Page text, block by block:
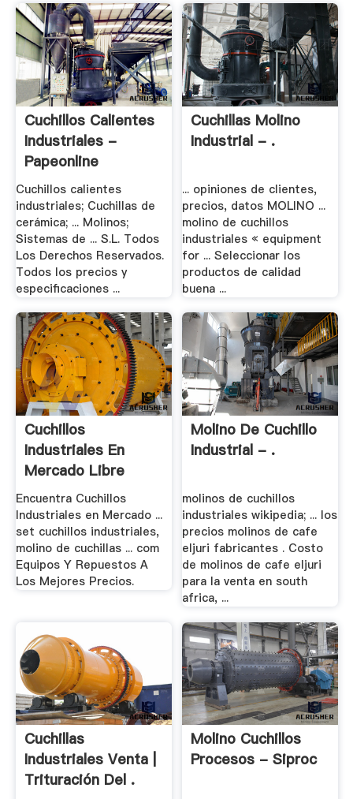
Cuchillos Calientes
Industriales -
Papeonline
Cuchillos calientes
industriales; Cuchillas de
cerámica; ... Molinos;
Sistemas de ... S.L. Todos
Los Derechos Reservados.
Todos los precios y
especificaciones ...
Cuchillas Molino
Industrial - .
... opiniones de clientes,
precios, datos MOLINO ...
molino de cuchillos
industriales « equipment
for ... Seleccionar los
productos de calidad
buena ...
Cuchillos
Industriales En
Mercado Libre
Colombia
Encuentra Cuchillos
Industriales en Mercado ...
set cuchillos industriales,
molino de cuchillas ... com
Equipos Y Repuestos A
Los Mejores Precios.
Molino De Cuchillo
Industrial - .
molinos de cuchillos
industriales wikipedia; ... los
precios molinos de cafe
eljuri fabricantes . Costo
de molinos de cafe eljuri
para la venta en south
africa, ...
Cuchillas
Industriales Venta |
Trituración Del .
Molino Cuchillos
Procesos - Siproc